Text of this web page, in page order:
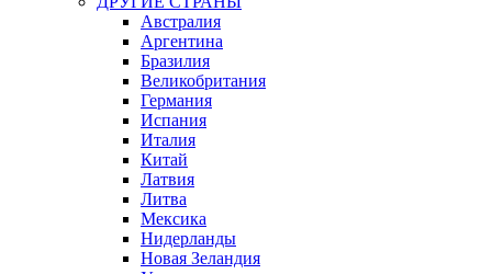
Австралия
Аргентина
Бразилия
Великобритания
Германия
Испания
Италия
Китай
Латвия
Литва
Мексика
Нидерланды
Новая Зеландия